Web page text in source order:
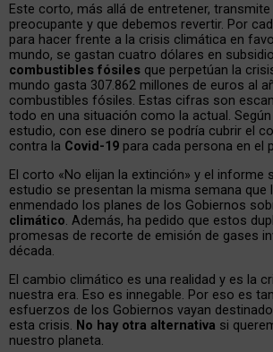
Este corto, más allá de entretener, transmite
preocupante y que debemos revertir. Por
para hacer frente a la crisis climática en
mundo, se gastan cuatro dólares en
combustibles fósiles que perpetúan la
mundo gasta 307.862 millones de euros al
combustibles fósiles. Estas cifras son
todo en una situación como la actual.
estudio, con ese dinero se podría cubrir el
contra la Covid-19 para cada persona en el
El corto «No elijan la extinción» y el informe
estudio se presentan la misma semana que
enmendado los planes de los Gobiernos
climático. Además, ha pedido que estos
promesas de recorte de emisión de gases
década.
El cambio climático es una realidad y es la
nuestra era. Eso es innegable. Por eso es
esfuerzos de los Gobiernos vayan
esta crisis. No hay otra alternativa si
nuestro planeta.